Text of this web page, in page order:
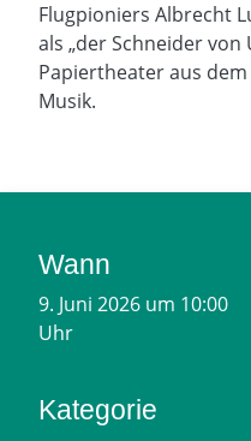
Flugpioniers Albrecht
als „der Schneider
Papiertheater aus
Musik.
Wann
9. Juni 2026 um 10:00
Uhr
Kategorie